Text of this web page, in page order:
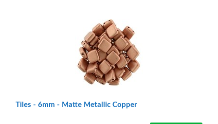
Tiles - 6mm - Matte Metallic Copper